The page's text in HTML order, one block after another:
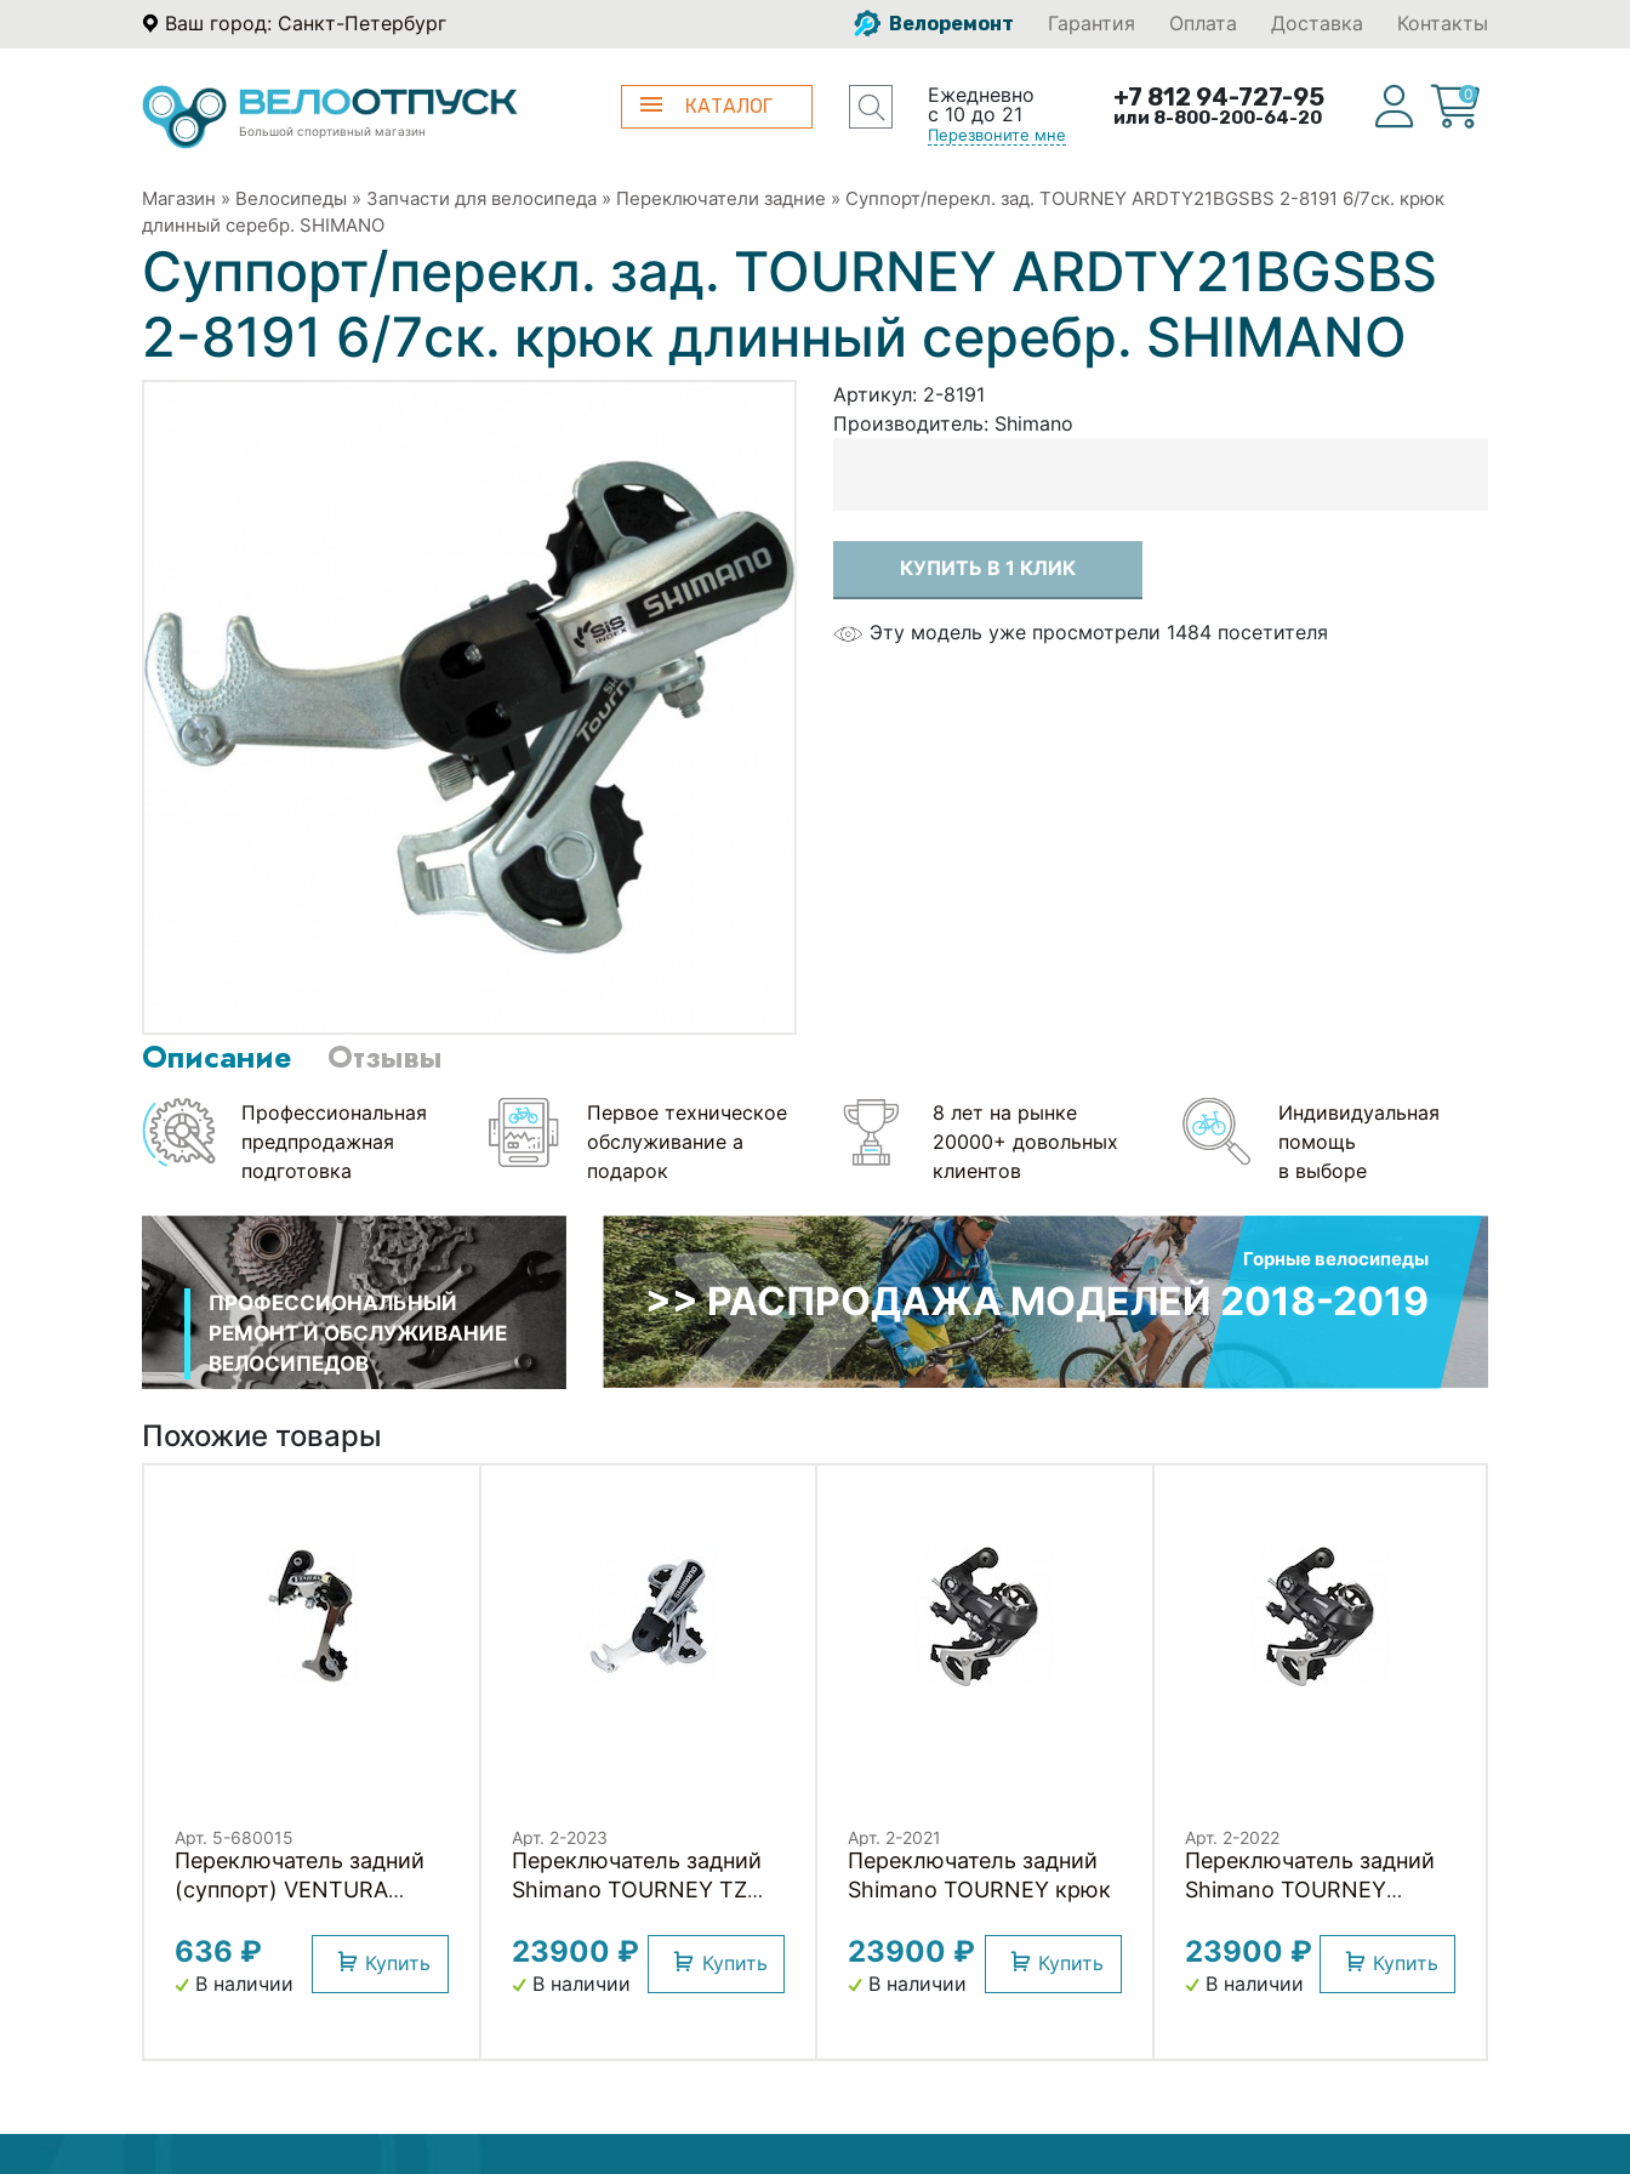
Ваш город: Санкт-Петербург Велоремонт Гарантия Оплата Доставка Контакты
Большой спортивный магазин
КАТАЛОГ
Ежедневно
с 10 до 21
Перезвоните мне
+7 812 94-727-95
или 8-800-200-64-20
0
Магазин » Велосипеды » Запчасти для велосипеда » Переключатели задние » Суппорт/перекл. зад. TOURNEY ARDTY21BGSBS 2-8191 6/7ск. крюк
длинный серебр. SHIMANO
Суппорт/перекл. зад. TOURNEY ARDTY21BGSBS
2-8191 6/7ск. крюк длинный серебр. SHIMANO
Артикул: 2-8191
Производитель: Shimano
КУПИТЬ В 1 КЛИК
Эту модель уже просмотрели 1484 посетителя
Описание Отзывы
Профессиональная
предпродажная
подготовка
Первое техническое
обслуживание а
подарок
8 лет на рынке
20000+ довольных
клиентов
Индивидуальная
помощь
в выборе
ПРОФЕССИОНАЛЬНЫЙ
РЕМОНТ И ОБСЛУЖИВАНИЕ
ВЕЛОСИПЕДОВ
Горные велосипеды
>> РАСПРОДАЖА МОДЕЛЕЙ 2018-2019
Похожие товары
Арт. 5-680015
Переключатель задний
(суппорт) VENTURA
636 ₽
В наличии
Купить
Арт. 2-2023
Переключатель задний
Shimano TOURNEY TZ
23900 ₽
В наличии
Купить
Арт. 2-2021
Переключатель задний
Shimano TOURNEY крюк
23900 ₽
В наличии
Купить
Арт. 2-2022
Переключатель задний
Shimano TOURNEY
23900 ₽
В наличии
Купить